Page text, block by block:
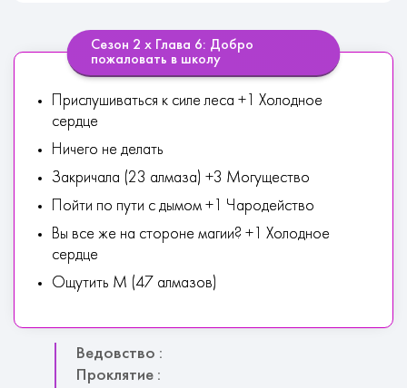
Сезон 2 х Глава 6: Добро
пожаловать в школу
Прислушиваться к силе леса +1 Холодное
сердце
Ничего не делать
Закричала (23 алмаза) +3 Могущество
Пойти по пути с дымом +1 Чародейство
Вы все же на стороне магии? +1 Холодное
сердце
Ощутить М (47 алмазов)
Ведовство :
Проклятие :